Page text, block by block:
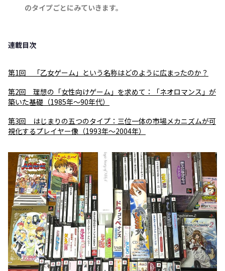
のタイプごとにみていきます。
連載目次
第1回 「乙女ゲーム」という名称はどのように広まったのか？
第2回 理想の「女性向けゲーム」を求めて：「ネオロマンス」が
築いた基礎（1985年〜90年代）
第3回 はじまりの五つのタイプ：三位一体の市場メカニズムが可
視化するプレイヤー像（1993年～2004年）